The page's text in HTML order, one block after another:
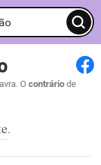
Ocontrário de
.